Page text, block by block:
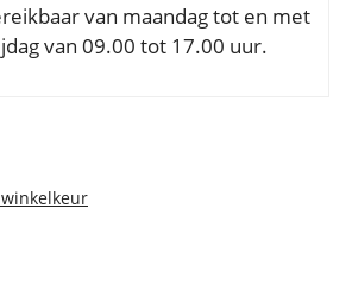
van maandag tot en met
van 09.00 tot 17.00 uur.